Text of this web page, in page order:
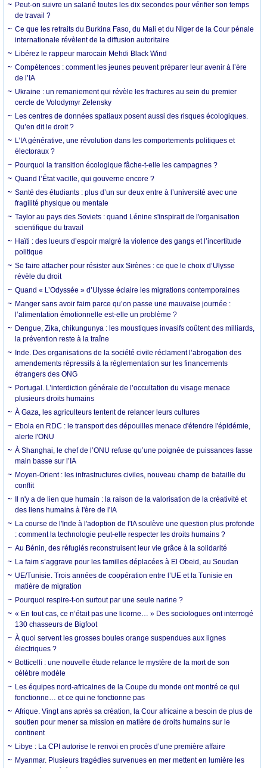
Peut-on suivre un salarié toutes les dix secondes pour vérifier son temps
de travail ?
Ce que les retraits du Burkina Faso, du Mali et du Niger de la Cour pénale
internationale révèlent de la diffusion autoritaire
Libérez le rappeur marocain Mehdi Black Wind
Compétences : comment les jeunes peuvent préparer leur avenir à l’ère
de l’IA
Ukraine : un remaniement qui révèle les fractures au sein du premier
cercle de Volodymyr Zelensky
Les centres de données spatiaux posent aussi des risques écologiques.
Qu’en dit le droit ?
L’IA générative, une révolution dans les comportements politiques et
électoraux ?
Pourquoi la transition écologique fâche-t-elle les campagnes ?
Quand l’État vacille, qui gouverne encore ?
Santé des étudiants : plus d’un sur deux entre à l’université avec une
fragilité physique ou mentale
Taylor au pays des Soviets : quand Lénine s'inspirait de l'organisation
scientifique du travail
Haïti : des lueurs d’espoir malgré la violence des gangs et l’incertitude
politique
Se faire attacher pour résister aux Sirènes : ce que le choix d’Ulysse
révèle du droit
Quand « L’Odyssée » d’Ulysse éclaire les migrations contemporaines
Manger sans avoir faim parce qu’on passe une mauvaise journée :
l’alimentation émotionnelle est-elle un problème ?
Dengue, Zika, chikungunya : les moustiques invasifs coûtent des milliards,
la prévention reste à la traîne
Inde. Des organisations de la société civile réclament l’abrogation des
amendements répressifs à la réglementation sur les financements
étrangers des ONG
Portugal. L’interdiction générale de l’occultation du visage menace
plusieurs droits humains
À Gaza, les agriculteurs tentent de relancer leurs cultures
Ebola en RDC : le transport des dépouilles menace d'étendre l'épidémie,
alerte l'ONU
À Shanghai, le chef de l’ONU refuse qu’une poignée de puissances fasse
main basse sur l’IA
Moyen-Orient : les infrastructures civiles, nouveau champ de bataille du
conflit
Il n'y a de lien que humain : la raison de la valorisation de la créativité et
des liens humains à l'ère de l'IA
La course de l'Inde à l'adoption de l'IA soulève une question plus profonde
: comment la technologie peut-elle respecter les droits humains ?
Au Bénin, des réfugiés reconstruisent leur vie grâce à la solidarité
La faim s’aggrave pour les familles déplacées à El Obeid, au Soudan
UE/Tunisie. Trois années de coopération entre l’UE et la Tunisie en
matière de migration
Pourquoi respire-t-on surtout par une seule narine ?
« En tout cas, ce n’était pas une licorne… » Des sociologues ont interrogé
130 chasseurs de Bigfoot
À quoi servent les grosses boules orange suspendues aux lignes
électriques ?
Botticelli : une nouvelle étude relance le mystère de la mort de son
célèbre modèle
Les équipes nord-africaines de la Coupe du monde ont montré ce qui
fonctionne… et ce qui ne fonctionne pas
Afrique. Vingt ans après sa création, la Cour africaine a besoin de plus de
soutien pour mener sa mission en matière de droits humains sur le
continent
Libye : La CPI autorise le renvoi en procès d’une première affaire
Myanmar. Plusieurs tragédies survenues en mer mettent en lumière les